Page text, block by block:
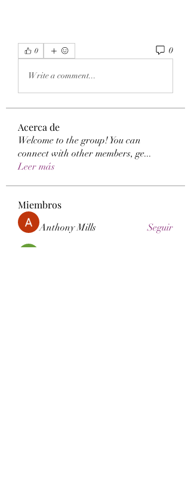
0 0
Write a comment...
Acerca de
Welcome to the group! You can
connect with other members, ge...
Leer más
Miembros
Anthony Mills Seguir